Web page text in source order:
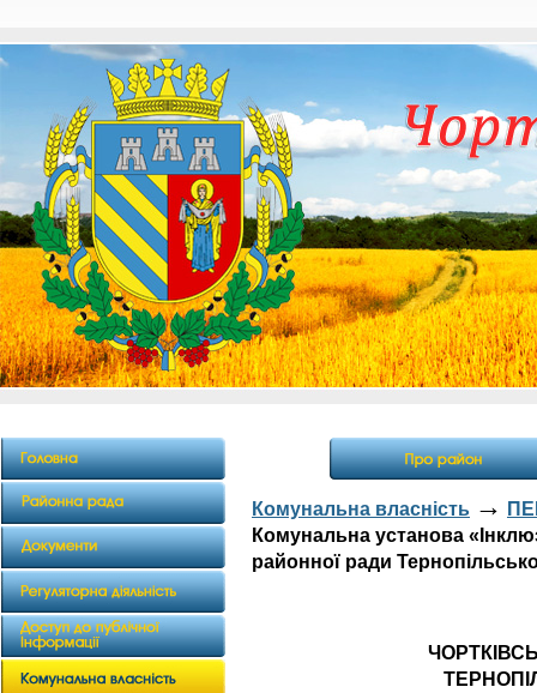
Комунальна власність →
Комунальна установа
районної ради